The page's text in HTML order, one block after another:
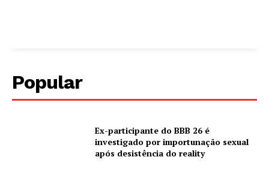
Popular
Ex-participante do BBB 26 é
investigado por importunação sexual
após desistência do reality